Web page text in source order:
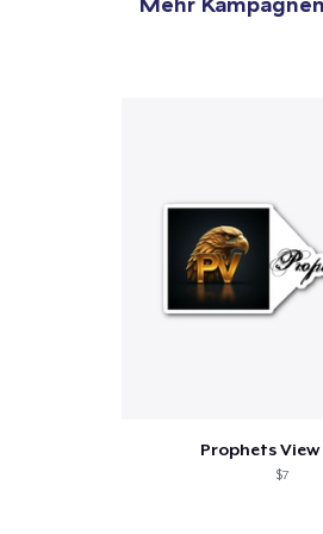
Prophets View
$7